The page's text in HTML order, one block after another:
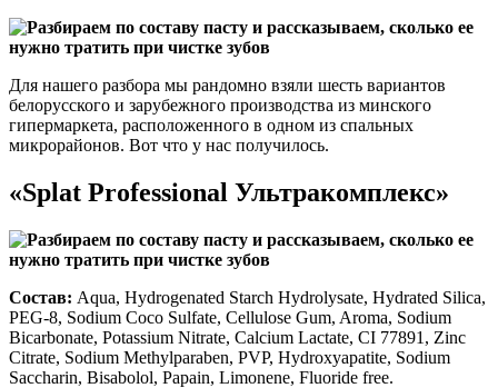
Для нашего разбора мы рандомно взяли шесть вариантов
белорусского и зарубежного производства из минского
гипермаркета, расположенного в одном из спальных
микрорайонов. Вот что у нас получилось.
«Splat Professional Ультракомплекс»
Состав: Aqua, Hydrogenated Starch Hydrolysate, Hydrated Silica,
PEG-8, Sodium Coco Sulfate, Cellulose Gum, Aroma, Sodium
Bicarbonate, Potassium Nitrate, Calcium Lactate, CI 77891, Zinc
Citrate, Sodium Methylparaben, PVP, Hydroxyapatite, Sodium
Saccharin, Bisabolol, Papain, Limonene, Fluoride free.